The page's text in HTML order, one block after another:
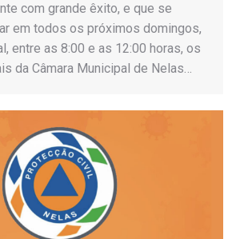
com grande êxito, e que se
em todos os próximos domingos,
entre as 8:00 e as 12:00 horas, os
da Câmara Municipal de Nelas…